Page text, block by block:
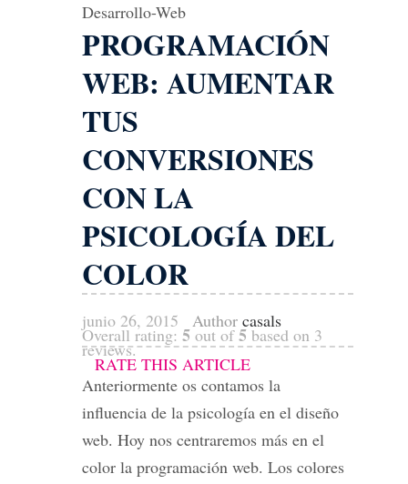
Desarrollo-Web
PROGRAMACIÓN
WEB: AUMENTAR
TUS
CONVERSIONES
CON LA
PSICOLOGÍA DEL
COLOR
junio 26, 2015 Author casals
Overall rating: 5 out of5 based on 3
reviews.
RATE THIS ARTICLE
Anteriormente os contamos la
influencia de la psicología en el diseño
web. Hoy nos centraremos más en el
color la programación web. Los colores